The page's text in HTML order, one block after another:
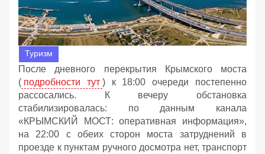
Туризм
После дневного перекрытия Крымского моста
( подробности тут ) к 18:00 очереди постепенно
рассосались. К вечеру обстановка
стабилизировалась: по данным канала
«КРЫМСКИЙ МОСТ: оперативная информация»,
на 22:00 с обеих сторон моста затруднений в
проезде к пунктам ручного досмотра нет, транспорт